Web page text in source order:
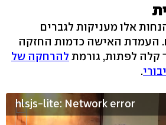
אלו מעניקות לגברים
העמדת האישה כדמות החזקה
לפתות, גורמת להרחקה של
.
hlsjs-lite: Network error